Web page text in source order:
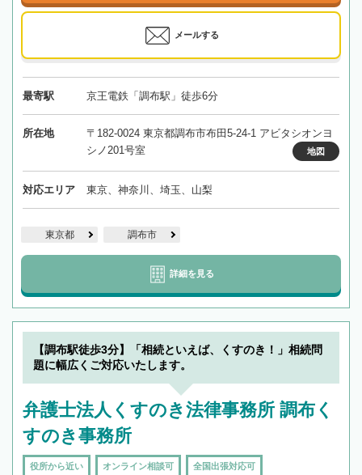
メールする
最寄駅 京王電鉄「調布駅」徒歩6分
所在地
〒182-0024 東京都調布市布田5-24-1 アビタシオンヨ
シノ201号室
地図
対応エリア 東京、神奈川、埼玉、山梨
東京都 調布市
詳細を見る
【調布駅徒歩3分】「相続といえば、くすのき！」相続問
題に幅広くご対応いたします。
弁護士法人くすのき法律事務所 調布く
すのき事務所
役所から近い オンライン相談可 全国出張対応可